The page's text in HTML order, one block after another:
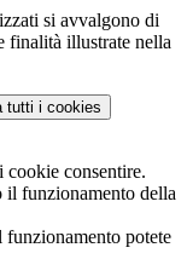
si avvalgono di
finalità illustrate nella
tutti i cookies
cookie consentire.
il funzionamento della
funzionamento potete